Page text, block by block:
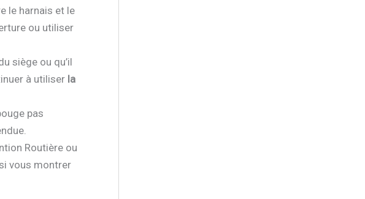
le harnais et le
ou utiliser
siège ou qu’il
à utiliser la
pas
Routière ou
vous montrer